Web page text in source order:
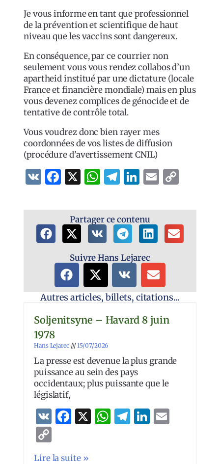
Je vous informe en tant que professionnel
de la prévention et scientifique de haut
niveau que les vaccins sont dangereux.
En conséquence, par ce courrier non
seulement vous vous rendez collabos d’un
apartheid institué par une dictature (locale
France et financière mondiale) mais en plus
vous devenez complices de génocide et de
tentative de contrôle total.
Vous voudrez donc bien rayer mes
coordonnées de vos listes de diffusion
(procédure d’avertissement CNIL)
VK Facebook
X WhatsApp
Telegram
LinkedIn
Email
Partager ce contenu
Suivre Hans Lejarec
Autres articles, billets, citations...
Soljenitsyne – Havard 8 juin
1978
Hans Lejarec 15/07/2026
La presse est devenue la plus grande
puissance au sein des pays
occidentaux; plus puissante que le
législatif,
VK Facebook
X WhatsApp
Telegram
LinkedIn
Link
Lire la suite »